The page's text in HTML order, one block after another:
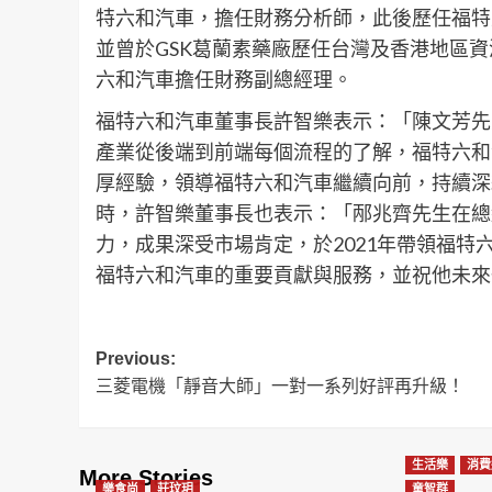
特六和汽車，擔任財務分析師，此後歷任福
並曾於GSK葛蘭素藥廠歷任台灣及香港地區
六和汽車擔任財務副總經理。
福特六和汽車董事長許智樂表示：「陳文芳
產業從後端到前端每個流程的了解 ， 福特六
厚經驗，領導福特六和汽車繼續向前，持續
時 ， 許智樂董事長也表示 ： 「邴兆齊先生在
力 ， 成果深受市場肯定， 於2021年帶領福特
福特六和汽車的重要貢獻與服務 ， 並祝他未
Post
navigation
Previous:
三菱電機「靜音大師」一對一系列好評再升級！
More Stories
樂食尚 莊玟玥
生活樂
消
童智群